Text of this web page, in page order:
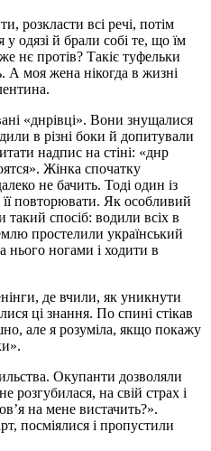
розкласти всі речі, потім
одязі й брали собі те, що їм
нє протів? Такіє туфельки
А моя жена нікогда в жизні
«днрівці». Вони знущалися
в різні боки й допитували
надпис на стіні: «днр
Жінка спочатку
не бачить. Тоді один із
її повторювати. Як особливий
спосіб: водили всіх в
простелили український
нього ногами і ходити в
де вчили, як уникнути
ці знання. По спині стікав
але я розуміла, якщо покажу
Окупанти дозволяли
розгубилася, на свій страх і
на мене вистачить?».
посміялися і пропустили